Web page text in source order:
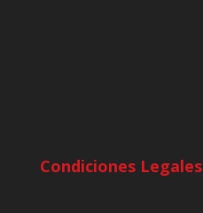
Condiciones Legales